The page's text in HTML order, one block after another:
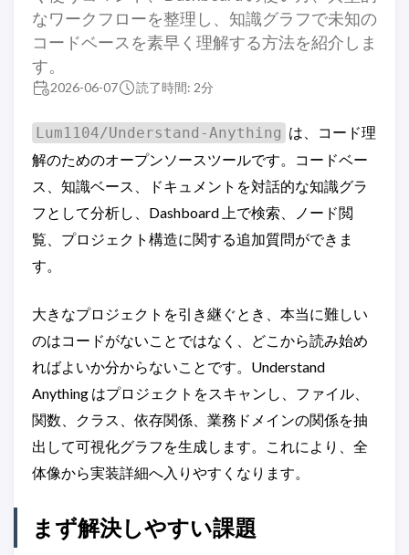
なワークフローを整理し、知識グラフで未知の
コードベースを素早く理解する方法を紹介しま
す。
2026-06-07 読了時間: 2分
Lum1104/Understand-Anything は、コード理
解のためのオープンソースツールです。コードベー
ス、知識ベース、ドキュメントを対話的な知識グラ
フとして分析し、Dashboard 上で検索、ノード閲
覧、プロジェクト構造に関する追加質問ができま
す。
大きなプロジェクトを引き継ぐとき、本当に難しい
のはコードがないことではなく、どこから読み始め
ればよいか分からないことです。Understand
Anything はプロジェクトをスキャンし、ファイル、
関数、クラス、依存関係、業務ドメインの関係を抽
出して可視化グラフを生成します。これにより、全
体像から実装詳細へ入りやすくなります。
まず解決しやすい課題